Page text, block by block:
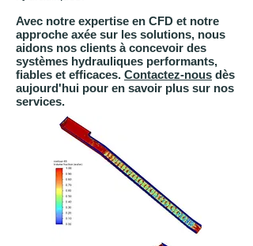
Avec notre expertise en CFD et notre
approche axée sur les solutions, nous
aidons nos clients à concevoir des
systèmes hydrauliques performants,
fiables et efficaces. Contactez-nous dès
aujourd'hui pour en savoir plus sur nos
services.